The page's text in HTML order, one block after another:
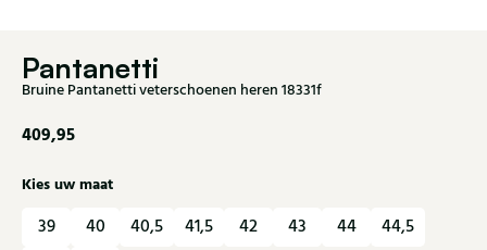
Pantanetti
Bruine Pantanetti veterschoenen heren 18331f
409,95
Kies uw maat
39 40 40,5 41,5 42 43 44
44,5